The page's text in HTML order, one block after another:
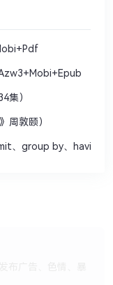
集）
周敦颐）
、group by、having